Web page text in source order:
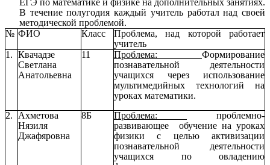
ЕГЭ по математике и физике на дополнительных занятиях.
В течение полугодия каждый учитель работал над своей
методической проблемой.
№ ФИО Класс
Проблема, над которой работает
учитель
1. Квачадзе
Светлана
Анатольевна
11 Проблема: Формирование
познавательной деятельности
учащихся через использование
мультимедийных технологий на
уроках математики.
2.
Ахметова
Нязиля
Джафяровна
8Б Проблема:
проблемно-
развивающее обучение на уроках
физики с целью активизации
познавательной деятельности
учащихся по овладению